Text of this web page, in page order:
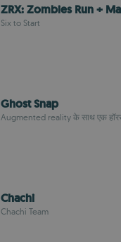
ZRX: Zombies Run +
Six to Start
Ghost Snap
Augmented reality के साथ एक
Chachi
Chachi Team